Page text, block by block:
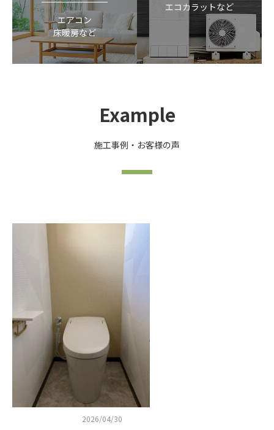
エアコン
床暖房など
エコカラットなど
Example
施工事例・お客様の声
2026/04/30